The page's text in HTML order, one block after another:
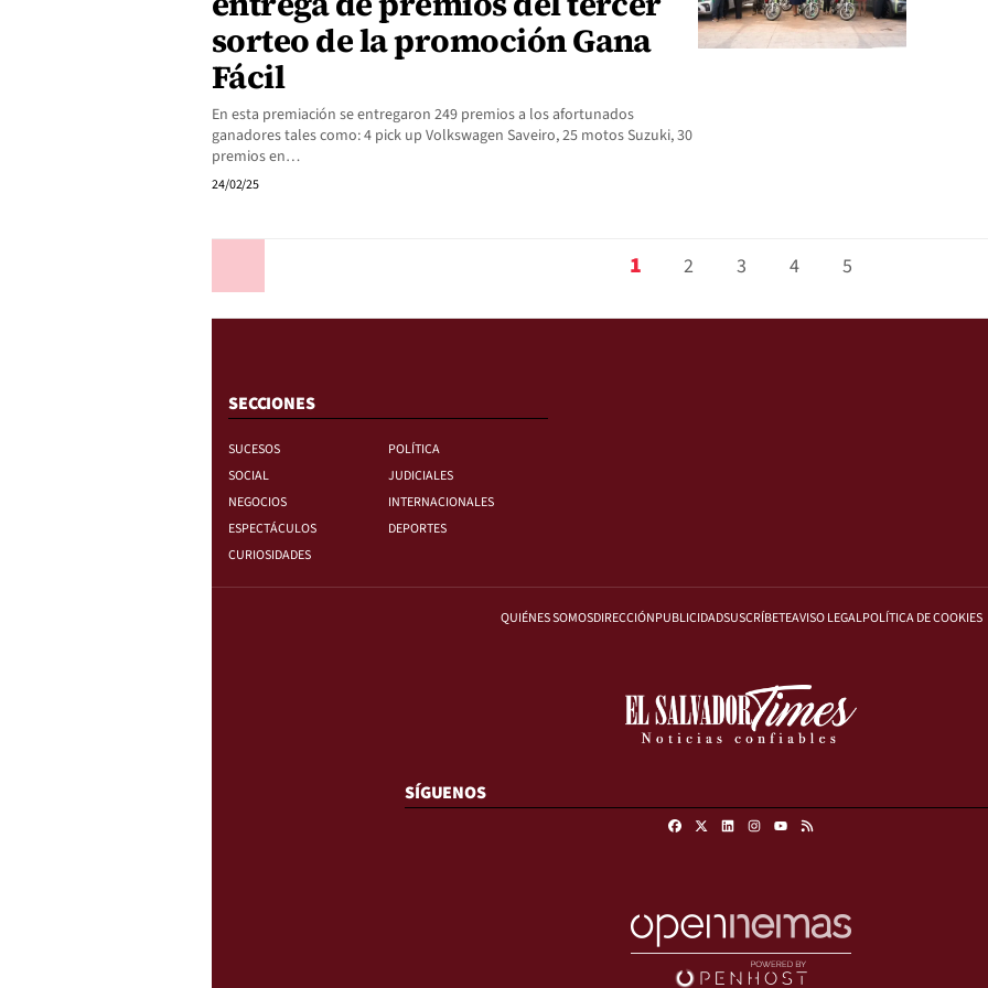
sorteo de la promoción Gana
Fácil
En esta premiación se entregaron 249 premios a los afortunados
ganadores tales como: 4 pick up Volkswagen Saveiro, 25 motos Suzuki, 30
premios en…
24/02/25
1 2 3 4 5
SECCIONES
SUCESOS
POLÍTICA
SOCIAL
JUDICIALES
NEGOCIOS
INTERNACIONALES
ESPECTÁCULOS
DEPORTES
CURIOSIDADES
QUIÉNES SOMOSDIRECCIÓNPUBLICIDADSUSCRÍBETEAVISO LEGALPOLÍTICA DE COOKIES
SÍGUENOS
FacebookLinkedinInstagram